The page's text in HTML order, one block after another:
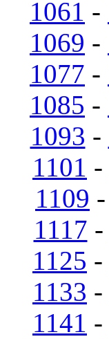
1061 -
1069 -
1077 -
1085 -
1093 -
1101 -
1109 -
1117 -
1125 -
1133 -
1141 -